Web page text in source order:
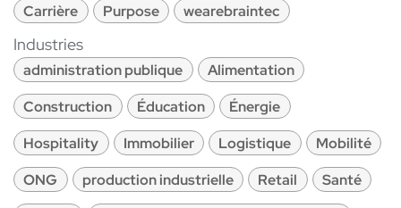
Carrière Purpose wearebraintec
Industries
administration publique
Alimentation
Construction
Éducation
Énergie
Hospitality
Immobilier Logistique
Mobilité
ONG
production industrielle Retail
Santé